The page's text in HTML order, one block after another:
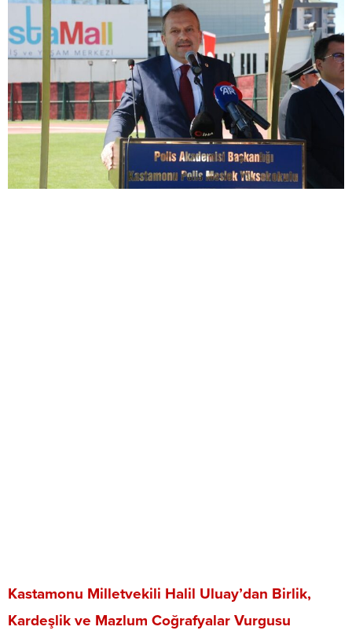
Kastamonu Milletvekili Halil Uluay’dan Birlik,
Kardeşlik ve Mazlum Coğrafyalar Vurgusu